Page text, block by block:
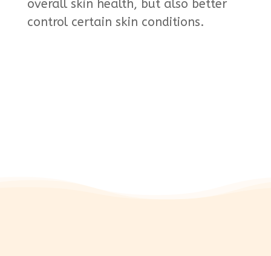
overall skin health, but also better
control certain skin conditions.